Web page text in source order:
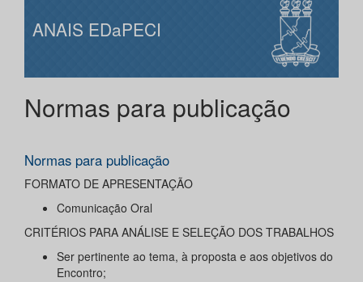
ANAIS EDaPECI
Normas para publicação
Normas para publicação
FORMATO DE APRESENTAÇÃO
Comunicação Oral
CRITÉRIOS PARA ANÁLISE E SELEÇÃO DOS TRABALHOS
Ser pertinente ao tema, à proposta e aos objetivos do
Encontro;